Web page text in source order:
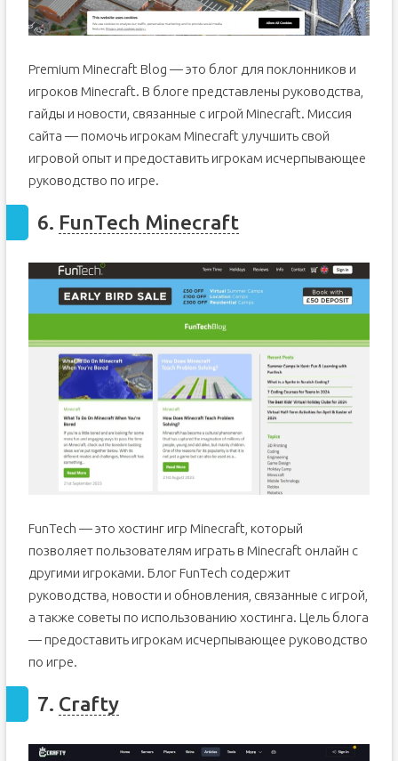
Premium Minecraft Blog — это блог для поклонников и
игроков Minecraft. В блоге представлены руководства,
гайды и новости, связанные с игрой Minecraft. Миссия
сайта — помочь игрокам Minecraft улучшить свой
игровой опыт и предоставить игрокам исчерпывающее
руководство по игре.
6. FunTech Minecraft
FunTech — это хостинг игр Minecraft, который
позволяет пользователям играть в Minecraft онлайн с
другими игроками. Блог FunTech содержит
руководства, новости и обновления, связанные с игрой,
а также советы по использованию хостинга. Цель блога
— предоставить игрокам исчерпывающее руководство
по игре.
7. Crafty